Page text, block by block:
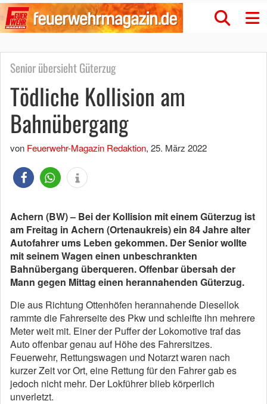
Senior übersieht Güterzug
Tödliche Kollision am
Bahnübergang
von Feuerwehr-Magazin Redaktion, 25. März 2022
Achern (BW) – Bei der Kollision mit einem Güterzug ist
am Freitag in Achern (Ortenaukreis) ein 84 Jahre alter
Autofahrer ums Leben gekommen. Der Senior wollte
mit seinem Wagen einen unbeschrankten
Bahnübergang überqueren. Offenbar übersah der
Mann gegen Mittag einen herannahenden Güterzug.
Die aus Richtung Ottenhöfen herannahende Diesellok
rammte die Fahrerseite des Pkw und schleifte ihn mehrere
Meter weit mit. Einer der Puffer der Lokomotive traf das
Auto offenbar genau auf Höhe des Fahrersitzes.
Feuerwehr, Rettungswagen und Notarzt waren nach
kurzer Zeit vor Ort, eine Rettung für den Fahrer gab es
jedoch nicht mehr. Der Lokführer blieb körperlich
unverletzt.